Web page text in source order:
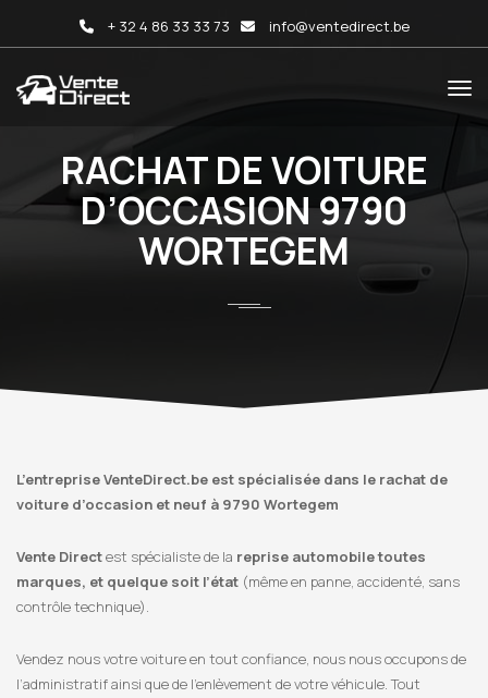
+ 32 4 86 33 33 73 info@ventedirect.be
RACHAT DE VOITURE
D’OCCASION 9790
WORTEGEM
L’entreprise VenteDirect.be est spécialisée dans le rachat de
voiture d’occasion et neuf à 9790 Wortegem
Vente Directest spécialiste de la reprise automobile toutes
marques, et quelque soit l’état (même en panne, accidenté, sans
contrôle technique).
Vendez nous votre voiture en tout confiance, nous nous occupons de
l’administratif ainsi que de l’enlèvement de votre véhicule. Tout